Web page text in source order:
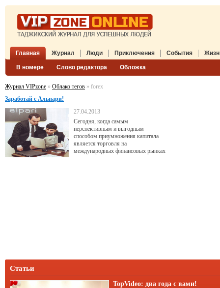
Главная Журнал
В номере Слово редактора Обложка
Люди Приключения События
Журнал VIPzone » Облако тегов » forex
Заработай с Альпари!
27.04.2013
Сегодня, когда самым
перспективным и выгодным
способом приумножения капитала
является торговля на
международных финансовых рынках
Статьи
TopVideo: два года с вами!